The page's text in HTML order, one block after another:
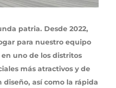
patria. Desde 2022,
para nuestro equipo
uno de los distritos
más atractivos y de
diseño, así como la rápida